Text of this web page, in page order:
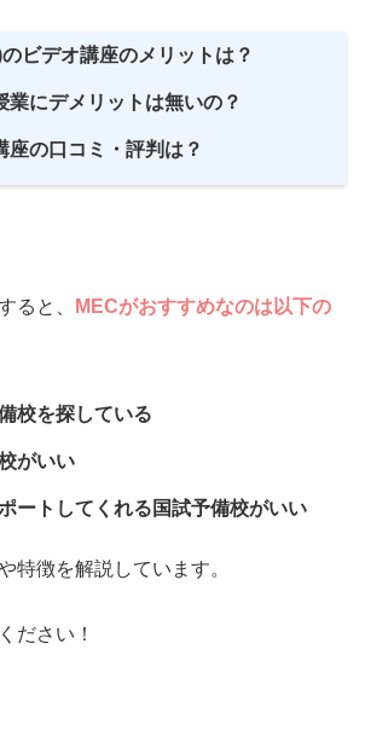
ビデオ講座のメリットは？
業にデメリットは無いの？
座の口コミ・評判は？
ると、 MECがおすすめなのは以下の
校を探している
がいい
ートしてくれる国試予備校がいい
特徴を解説しています。
ださい！